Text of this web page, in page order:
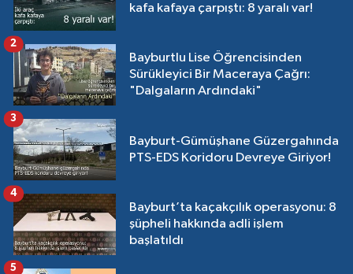
kafa kafaya çarpıştı: 8 yaralı var!
Bayburtlu Lise Öğrencisinden
Sürükleyici Bir Maceraya Çağrı:
"Dalgaların Ardındaki"
2
Bayburt-Gümüşhane Güzergahında
PTS-EDS Koridoru Devreye Giriyor!
3
Bayburt’ta kaçakçılık operasyonu: 8
şüpheli hakkında adli işlem
başlatıldı
4
5